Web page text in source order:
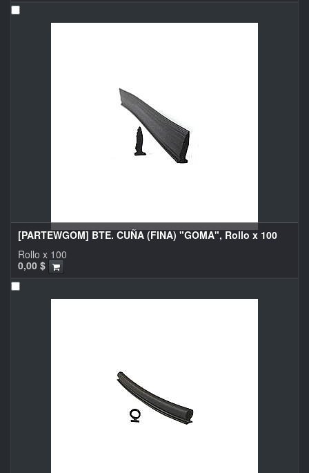
[PARTEWGOM] BTE. CUÑA (FINA) "GOMA", Rollo x 100
0,00 $
Rollo x 100